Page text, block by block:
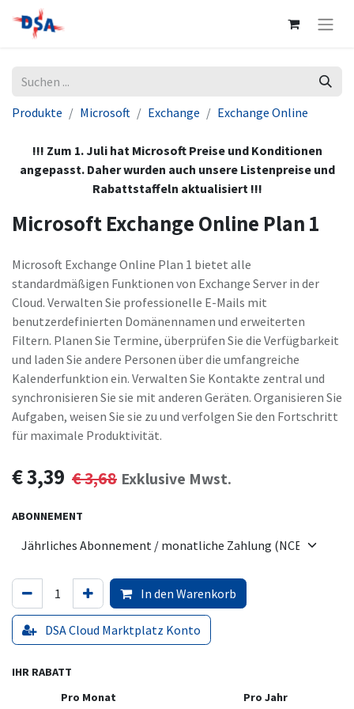
Produkte Microsoft Exchange Exchange Online
!!! Zum 1. Juli hat Microsoft Preise und Konditionen
angepasst. Daher wurden auch unsere Listenpreise und
Rabattstaffeln aktualisiert !!!
Microsoft Exchange Online Plan 1
Microsoft Exchange Online Plan 1 bietet alle
standardmäßigen Funktionen von Exchange Server in der
Cloud. Verwalten Sie professionelle E-Mails mit
benutzerdefinierten Domänennamen und erweiterten
Filtern. Planen Sie Termine, überprüfen Sie die Verfügbarkeit
und laden Sie andere Personen über die umfangreiche
Kalenderfunktion ein. Verwalten Sie Kontakte zentral und
synchronisieren Sie sie mit anderen Geräten. Organisieren Sie
Aufgaben, weisen Sie sie zu und verfolgen Sie den Fortschritt
für maximale Produktivität.
€3,39 €3,68 Exklusive Mwst.
ABONNEMENT
In den Warenkorb
DSA Cloud Marktplatz Konto
IHR RABATT
Pro Monat
Pro Jahr